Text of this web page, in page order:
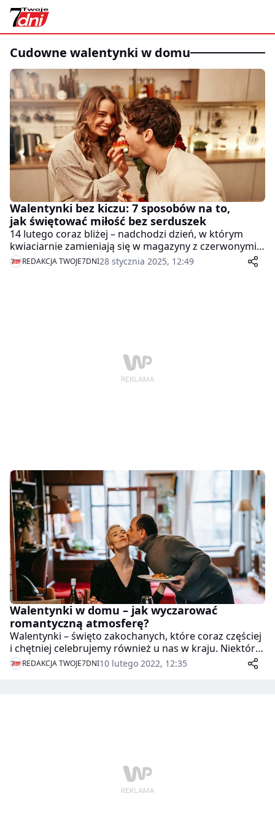
cudowne walentynki w domu
Walentynki bez kiczu: 7 sposobów na to,
jak świętować miłość bez serduszek
14 lutego coraz bliżej – nadchodzi dzień, w którym
kwiaciarnie zamieniają się w magazyny z czerwonymi
różami, a czekoladki w kształcie serc okupują każdą
sklepową półkę. Ale czy miłość naprawdę wymaga
REDAKCJA TWOJE7DNI28 stycznia 2025, 12:49
Walentynki w domu – jak wyczarować
romantyczną atmosferę?
Walentynki – święto zakochanych, które coraz częściej
i chętniej celebrujemy również u nas w kraju. Niektóre
pary decydują się wyjść z domu, zjeść romantyczną
kolację w restauracji czy wybrać się do kina. Wśród
REDAKCJA TWOJE7DNI10 lutego 2022, 12:35